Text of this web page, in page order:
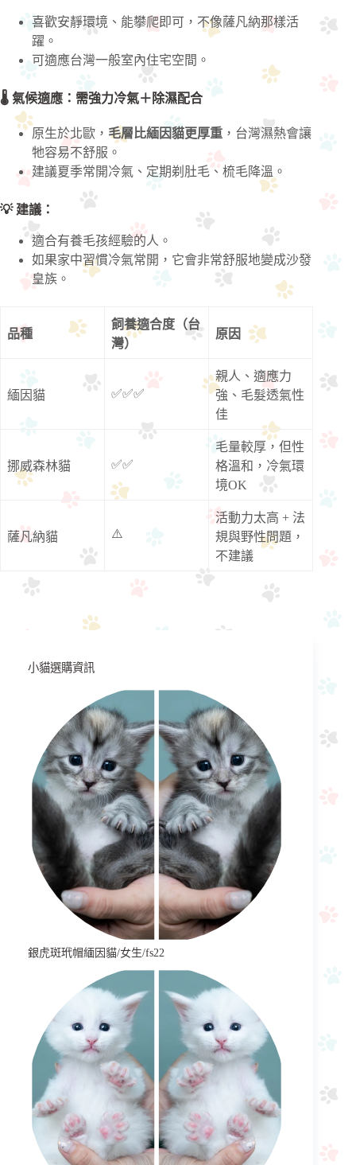
喜歡安靜環境、能攀爬即可，不像薩凡納那樣活
躍。
可適應台灣一般室內住宅空間。
🌡️ 氣候適應：需強力冷氣＋除濕配合
原生於北歐， 毛層比緬因貓更厚重 ，台灣濕熱會讓
牠容易不舒服。
建議夏季常開冷氣、定期剃肚毛、梳毛降溫。
💡 建議：
適合有養毛孩經驗的人。
如果家中習慣冷氣常開，它會非常舒服地變成沙發
皇族。
品種
飼養適合度（台
灣）
原因
緬因貓 ✅✅✅
親人、適應力
強、毛髮透氣性
佳
挪威森林貓 ✅✅
毛量較厚，但性
格溫和，冷氣環
境OK
薩凡納貓 ⚠️
活動力太高 + 法
規與野性問題，
不建議
小貓選購資訊
銀虎斑玳帽緬因貓/女生/fs22